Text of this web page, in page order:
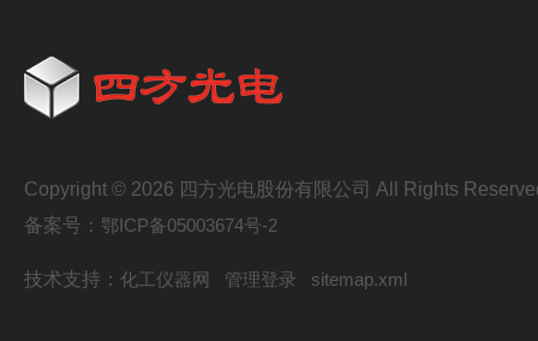
Copyright © 2026 四方光电股份有限公司 All Rights
备案号： 鄂ICP备05003674号-2
技术支持： 化工仪器网 管理登录 sitemap.xml